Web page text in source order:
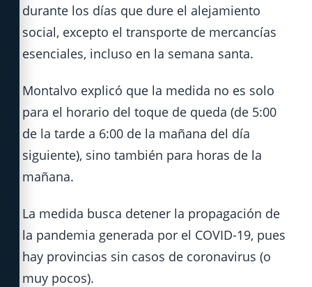
durante los días que dure el alejamiento
social, excepto el transporte de mercancías
esenciales, incluso en la semana santa.
Montalvo explicó que la medida no es solo
para el horario del toque de queda (de 5:00
de la tarde a 6:00 de la mañana del día
siguiente), sino también para horas de la
mañana.
La medida busca detener la propagación de
la pandemia generada por el COVID-19, pues
hay provincias sin casos de coronavirus (o
muy pocos).